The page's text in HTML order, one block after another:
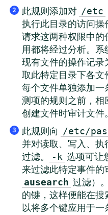
2 此规则添加对 /etc
执行此目录的访问操
请求这两种权限中
用都将经过分析。
现有文件的操作记
取此特定目录下各
每个文件单独添加
测项的规则之前，
创建文件时审计文件。
3 此规则向 /etc/
并对读取、写入、
过滤。
-k 选项可让
来过滤此特定事件的
ausearch 过滤）
的键，这样便能在
以将多个键应用于一